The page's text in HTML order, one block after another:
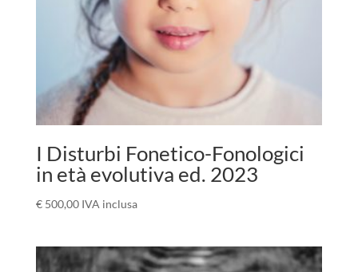
I Disturbi Fonetico-Fonologici
in età evolutiva ed. 2023
€500,00 IVA inclusa